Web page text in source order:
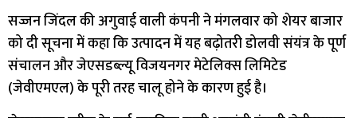
सज्जन जिंदल की अगुवाई वाली कंपनी ने मंगलवार को शेयर बाजार
को दी सूचना में कहा कि उत्पादन में यह बढ़ोतरी डोलवी संयंत्र के पूर्ण
संचालन और जेएसडब्ल्यू विजयनगर मेटेलिक्स लिमिटेड
(जेवीएमएल) के पूरी तरह चालू होने के कारण हुई है।